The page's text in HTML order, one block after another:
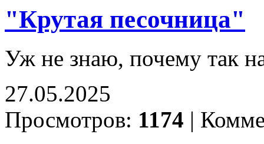
"Крутая песочница"
Уж не знаю, почему так
27.05.2025
Просмотров: 1174 |